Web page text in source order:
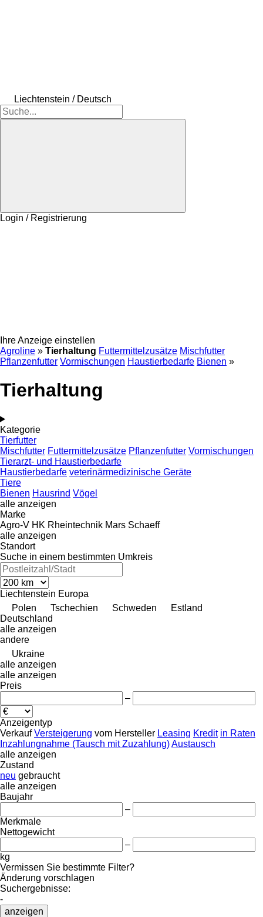
Liechtenstein / Deutsch
Login / Registrierung
Ihre Anzeige einstellen
Agroline » Tierhaltung Futtermittelzusätze Mischfutter
Pflanzenfutter Vormischungen Haustierbedarfe Bienen »
Tierhaltung
Kategorie
Tierfutter
Mischfutter Futtermittelzusätze Pflanzenfutter Vormischungen
Tierarzt- und Haustierbedarfe
Haustierbedarfe veterinärmedizinische Geräte
Tiere
Bienen Hausrind Vögel
alle anzeigen
Marke
Agro-V HK Rheintechnik Mars Schaeff
alle anzeigen
Standort
Suche in einem bestimmten Umkreis
Liechtenstein Europa
Polen
Tschechien Schweden
Estland
Deutschland
alle anzeigen
andere
Ukraine
alle anzeigen
alle anzeigen
Preis
–
Anzeigentyp
Verkauf Versteigerung vom Hersteller Leasing Kredit in Raten
Inzahlungnahme (Tausch mit Zuzahlung)Austausch
alle anzeigen
Zustand
neu gebraucht
alle anzeigen
Baujahr
–
Merkmale
Nettogewicht
–
kg
Vermissen Sie bestimmte Filter?
Änderung vorschlagen
Suchergebnisse:
-
anzeigen